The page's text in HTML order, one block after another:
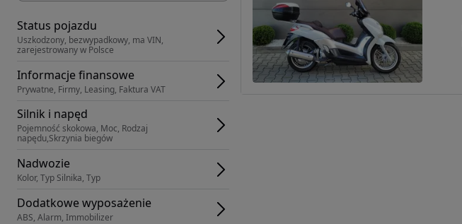
Status pojazdu
Uszkodzony, bezwypadkowy, ma VIN,
zarejestrowany w Polsce
Informacje finansowe
Prywatne, Firmy, Leasing, Faktura VAT
Silnik i napęd
Pojemność skokowa, Moc, Rodzaj
napędu,Skrzynia biegów
Nadwozie
Kolor, Typ Silnika, Typ
Dodatkowe wyposażenie
ABS, Alarm, Immobilizer